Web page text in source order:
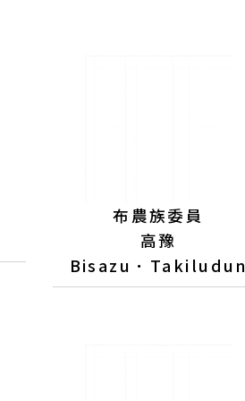
布農族委員
高豫
Bisazu．Takiludun